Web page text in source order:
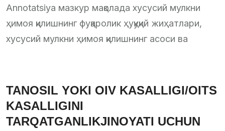
Annotatsiya мазкур мақолада хусусий мулкни
ҳимоя қилишнинг фуқаролик ҳуқуқий жиҳатлари,
хусусий мулкни ҳимоя қилишнинг асоси ва
TANOSIL YOKI OIV KASALLIGI/OITS
KASALLIGINI
TARQATGANLIKJINOYATI UCHUN